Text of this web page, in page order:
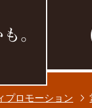
プロモーション